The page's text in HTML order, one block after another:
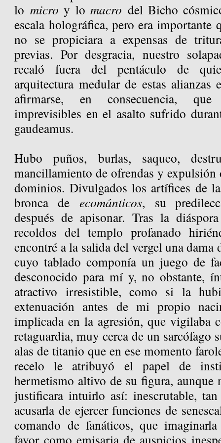
lomicro y lo macro del Bicho
escala holográfica, pero era importante
no se propiciara a expensas de
previas. Por desgracia, nuestro
recaló fuera del pentáculo de
arquitectura medular de estas alianzas
afirmarse, en consecuencia, que
imprevisibles en el asalto sufrido
gaudeamus.
Hubo puños, burlas, saqueo,
mancillamiento de ofrendas y expulsión
dominios. Divulgados los artífices de
bronca de ecománticos, su
después de apisonar. Tras la
recoldos del templo profanado
encontré a la salida del vergel una
cuyo tablado componía un juego de
desconocido para mí y, no obstante,
atractivo irresistible, como si la
extenuación antes de mi propio
implicada en la agresión, que vigilaba
retaguardia, muy cerca de un sarcófago
alas de titanio que en ese momento
recelo le atribuyó el papel de
hermetismo altivo de su figura, aunque
justificara intuirlo así: inescrutable,
acusarla de ejercer funciones de
comando de fanáticos, que